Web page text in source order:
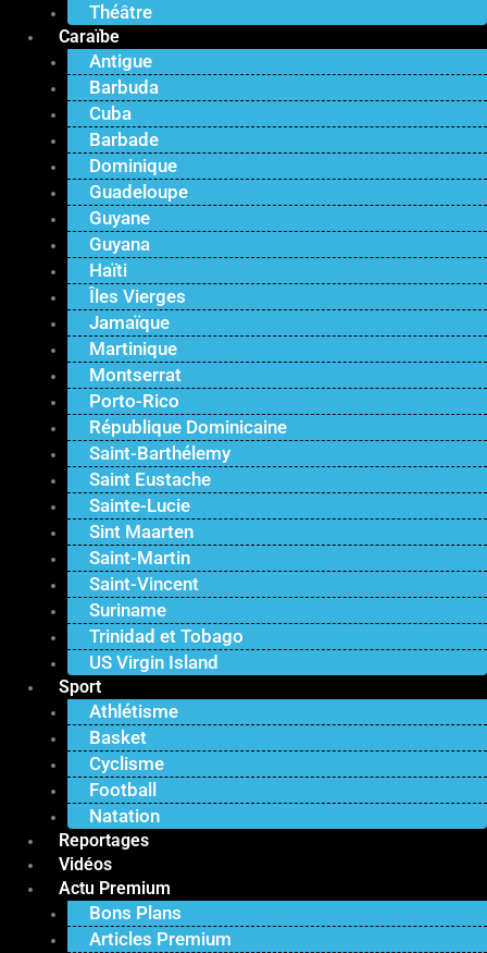
Théâtre
Caraïbe
Antigue
Barbuda
Cuba
Barbade
Dominique
Guadeloupe
Guyane
Guyana
Haïti
Îles Vierges
Jamaïque
Martinique
Montserrat
Porto-Rico
République Dominicaine
Saint-Barthélemy
Saint Eustache
Sainte-Lucie
Sint Maarten
Saint-Martin
Saint-Vincent
Suriname
Trinidad et Tobago
US Virgin Island
Sport
Athlétisme
Basket
Cyclisme
Football
Natation
Reportages
Vidéos
Actu Premium
Bons Plans
Articles Premium